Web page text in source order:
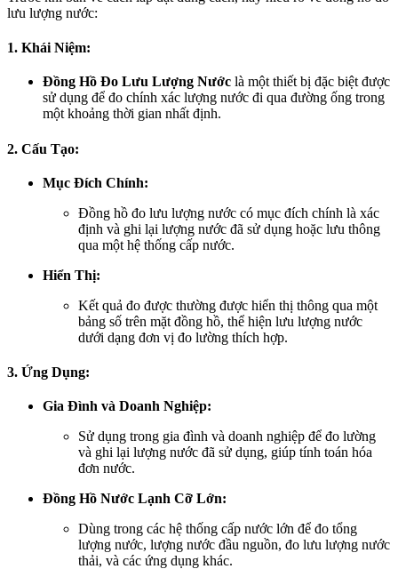
lưu lượng nước:
1. Khái Niệm:
Đồng Hồ Đo Lưu Lượng Nước là một thiết bị đặc biệt được
sử dụng để đo chính xác lượng nước đi qua đường ống trong
một khoảng thời gian nhất định.
2. Cấu Tạo:
Mục Đích Chính:
Đồng hồ đo lưu lượng nước có mục đích chính là xác
định và ghi lại lượng nước đã sử dụng hoặc lưu thông
qua một hệ thống cấp nước.
Hiển Thị:
Kết quả đo được thường được hiển thị thông qua một
bảng số trên mặt đồng hồ, thể hiện lưu lượng nước
dưới dạng đơn vị đo lường thích hợp.
3. Ứng Dụng:
Gia Đình và Doanh Nghiệp:
Sử dụng trong gia đình và doanh nghiệp để đo lường
và ghi lại lượng nước đã sử dụng, giúp tính toán hóa
đơn nước.
Đồng Hồ Nước Lạnh Cỡ Lớn:
Dùng trong các hệ thống cấp nước lớn để đo tổng
lượng nước, lượng nước đầu nguồn, đo lưu lượng nước
thải, và các ứng dụng khác.